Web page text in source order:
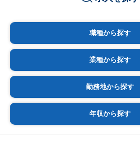
職種から探す
業種から探す
勤務地から探す
年収から探す